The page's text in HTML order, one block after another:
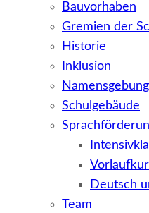
Bauvorhaben
Gremien der
Historie
Inklusion
Namensgebung
Schulgebäude
Deutsch
Team